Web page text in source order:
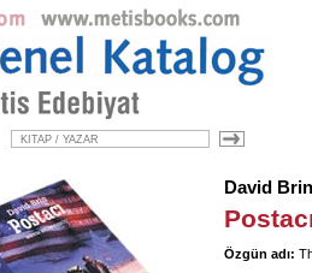
David Brin
Özgün adı: